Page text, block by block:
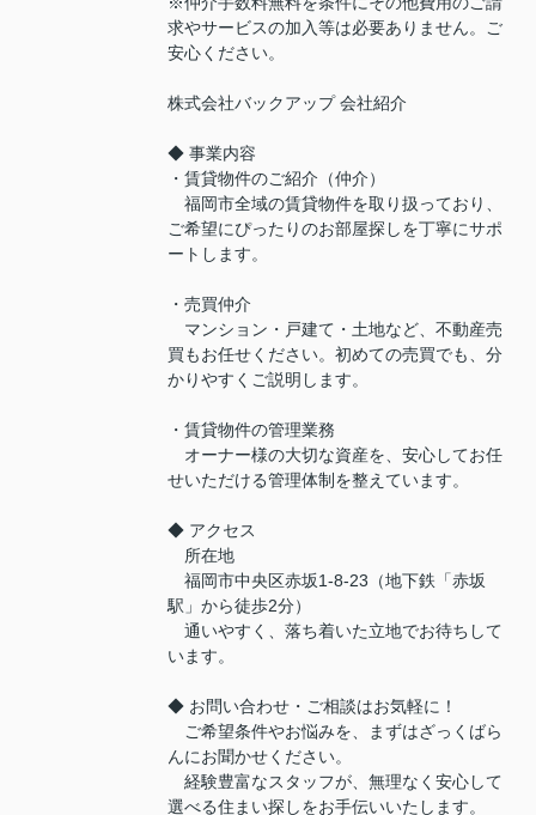
求やサービスの加入等は必要ありません。ご
安心ください。
株式会社バックアップ 会社紹介
◆ 事業内容
・賃貸物件のご紹介（仲介）
福岡市全域の賃貸物件を取り扱っており、
ご希望にぴったりのお部屋探しを丁寧にサポ
ートします。
・売買仲介
マンション・戸建て・土地など、不動産売
買もお任せください。初めての売買でも、分
かりやすくご説明します。
・賃貸物件の管理業務
オーナー様の大切な資産を、安心してお任
せいただける管理体制を整えています。
◆ アクセス
所在地
福岡市中央区赤坂1-8-23（地下鉄「赤坂
駅」から徒歩2分）
通いやすく、落ち着いた立地でお待ちして
います。
◆ お問い合わせ・ご相談はお気軽に！
ご希望条件やお悩みを、まずはざっくばら
んにお聞かせください。
経験豊富なスタッフが、無理なく安心して
選べる住まい探しをお手伝いいたします。